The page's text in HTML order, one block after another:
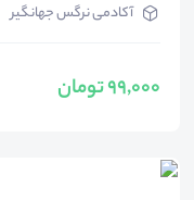
آکادمی نرگس جهانگیر
99,000 تومان